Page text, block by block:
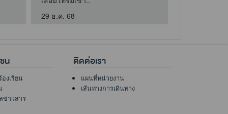
29 ธ.ค. 68
น
องเรียน
ข่าวสาร
ติดต่อเรา
แผนที่หน่วยงาน
เส้นทางการเดินทาง